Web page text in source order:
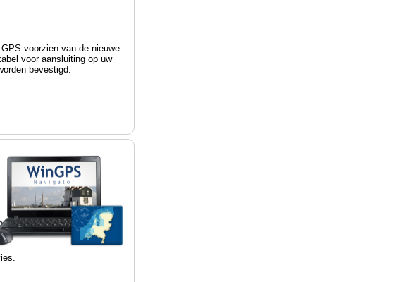
voorzien van de nieuwe
voor aansluiting op uw
bevestigd.